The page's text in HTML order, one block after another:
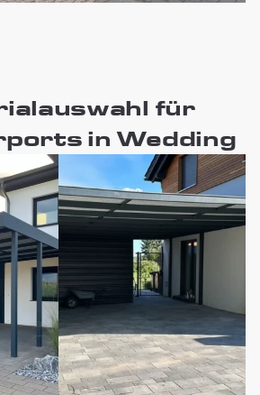
für
in Wedding